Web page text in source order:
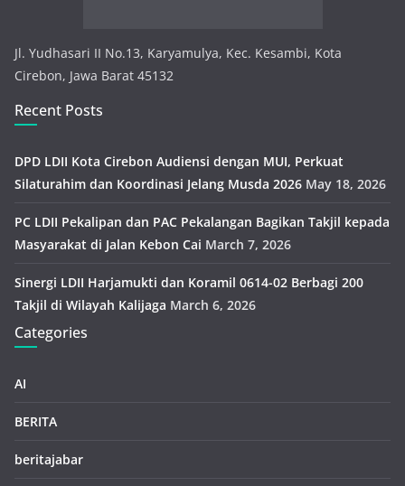
Jl. Yudhasari II No.13, Karyamulya, Kec. Kesambi, Kota
Cirebon, Jawa Barat 45132
Recent Posts
DPD LDII Kota Cirebon Audiensi dengan MUI, Perkuat
Silaturahim dan Koordinasi Jelang Musda 2026 May 18, 2026
PC LDII Pekalipan dan PAC Pekalangan Bagikan Takjil kepada
Masyarakat di Jalan Kebon Cai March 7, 2026
Sinergi LDII Harjamukti dan Koramil 0614-02 Berbagi 200
Takjil di Wilayah Kalijaga March 6, 2026
Categories
AI
BERITA
beritajabar